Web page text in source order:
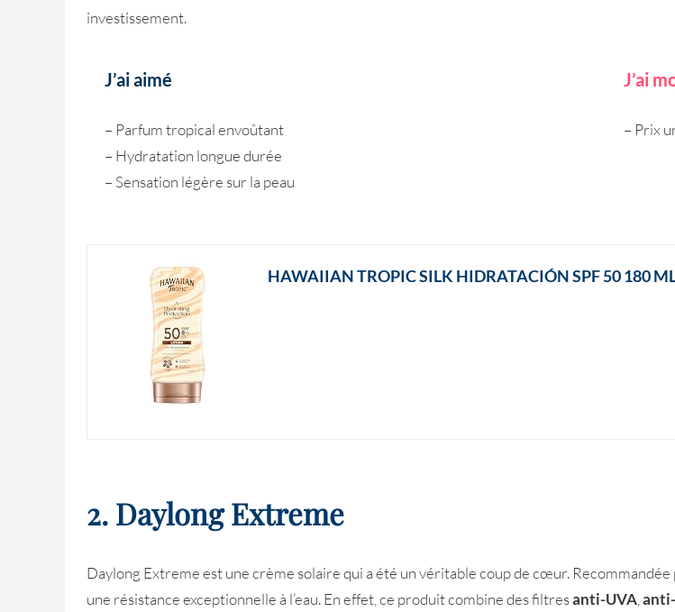
investissement.
J’ai aimé
– Parfum tropical envoûtant
– Hydratation longue durée
– Sensation légère sur la peau
J’ai
– Prix
HAWAIIAN TROPIC SILK HIDRATACIÓN SPF 50 180
2. Daylong Extreme
Daylong Extreme est une crème solaire qui a été un véritable coup de cœur.
une résistance exceptionnelle à l’eau. En effet, ce produit combine des filtresanti-UVA,